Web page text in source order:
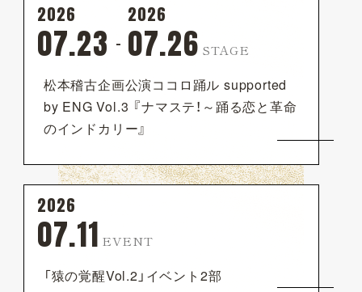
2026
07.23 -
2026
07.26 STAGE
松本稽古企画公演ココロ踊ル supported
by ENG Vol.3 『ナマステ！～踊る恋と革命
のインドカリー』
2026
07.11 EVENT
「猿の覚醒Vol.2」イベント2部